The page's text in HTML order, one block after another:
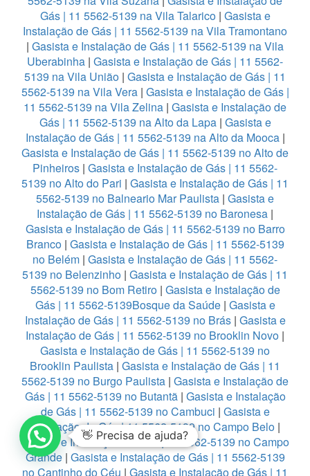
Gás | 11 5562-5139 na Vila Talarico| Gasista e
Instalação de Gás | 11 5562-5139 na Vila Tramontano
| Gasista e Instalação de Gás | 11 5562-5139 na Vila
Uberabinha | Gasista e Instalação de Gás | 11 5562-
5139 na Vila União | Gasista e Instalação de Gás | 11
5562-5139 na Vila Vera| Gasista e Instalação de Gás |
11 5562-5139 na Vila Zelina | Gasista e Instalação de
Gás | 11 5562-5139 na Alto da Lapa| Gasista e
Instalação de Gás | 11 5562-5139 na Alto da Mooca|
Gasista e Instalação de Gás | 11 5562-5139 no Alto de
Pinheiros | Gasista e Instalação de Gás | 11 5562-
5139 no Alto do Pari | Gasista e Instalação de Gás | 11
5562-5139 no Balneario Mar Paulista | Gasista e
Instalação de Gás | 11 5562-5139 no Baronesa |
Gasista e Instalação de Gás | 11 5562-5139 no Barro
Branco| Gasista e Instalação de Gás | 11 5562-5139
no Belém | Gasista e Instalação de Gás | 11 5562-
5139 no Belenzinho | Gasista e Instalação de Gás | 11
5562-5139 no Bom Retiro| Gasista e Instalação de
Gás | 11 5562-5139Bosque da Saúde| Gasista e
Instalação de Gás | 11 5562-5139 no Brás| Gasista e
Instalação de Gás | 11 5562-5139 no Brooklin Novo |
Gasista e Instalação de Gás | 11 5562-5139 no
Brooklin Paulista | Gasista e Instalação de Gás | 11
5562-5139 no Burgo Paulista | Gasista e Instalação de
Gás | 11 5562-5139 no Butantã| Gasista e Instalação
de Gás | 11 5562-5139 no Cambuci | Gasista e
Instalação de Gás | 11 5562-5139 no Campo Belo |
Gasista e Instalação de Gás | 11 5562-5139 no Campo
Grande| Gasista e Instalação de Gás | 11 5562-5139
no Cantinho do Céu | Gasista e Instalação de Gás | 11
👋 Precisa de ajuda?